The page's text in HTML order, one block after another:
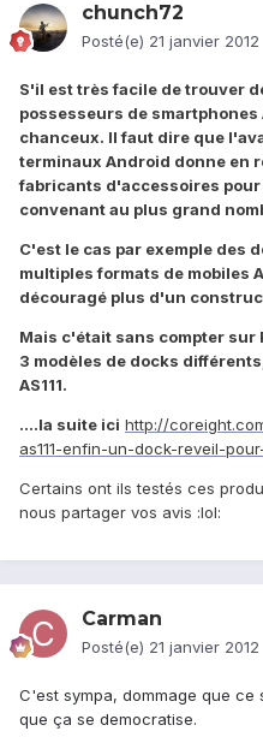
chunch72
Posté(e) 21 janvier 2012
S'il est très facile de trouver
possesseurs de
chanceux. Il faut dire que
terminaux Android donne en
fabricants d'accessoires pour
convenant au plus grand
C'est le cas par exemple des
multiples formats de mobiles
découragé plus d'un
Mais c'était sans compter sur
3 modèles de docks
AS111.
....la suite ici http://
as111-enfin-un-dock-reveil-
Certains ont ils testés ces
nous partager vos avis :lol:
Carman
Posté(e) 21 janvier 2012
C'est sympa, dommage que ce
que ça se democratise.